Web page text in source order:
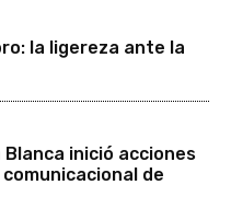
la ligereza ante la
inició acciones
de